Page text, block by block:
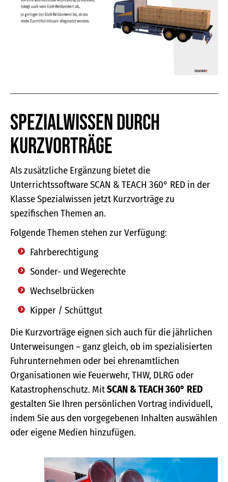
Spezialwissen durch
Kurzvorträge
Als zusätzliche Ergänzung bietet die
Unterrichtssoftware SCAN & TEACH 360° RED in der
Klasse Spezialwissen jetzt Kurzvorträge zu
spezifischen Themen an.
Folgende Themen stehen zur Verfügung:
Fahrberechtigung
Sonder- und Wegerechte
Wechselbrücken
Kipper / Schüttgut
Die Kurzvorträge eignen sich auch für die jährlichen
Unterweisungen – ganz gleich, ob im spezialisierten
Fuhrunternehmen oder bei ehrenamtlichen
Organisationen wie Feuerwehr, THW, DLRG oder
Katastrophenschutz. MitSCAN & TEACH 360° RED
gestalten Sie Ihren persönlichen Vortrag individuell,
indem Sie aus den vorgegebenen Inhalten auswählen
oder eigene Medien hinzufügen.